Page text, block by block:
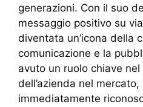
generazioni. Con il suo
messaggio positivo su
diventata un’icona della
comunicazione e la
avuto un ruolo chiave
dell’azienda nel
immediatamente